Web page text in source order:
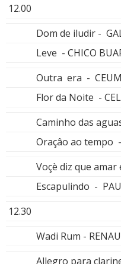
12.00
Dom de iludir -
Leve - CHICO
Outra era -
Flor da Noite -
Caminho das
Oraçâo ao tempo -
Voçè diz que amar
Escapulindo -
12.30
Wadi Rum -
Allegro para